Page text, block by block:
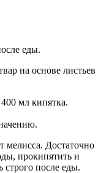
еды.
на основе листьев
мл кипятка.
мелисса. Достаточно
прокипятить и
строго после еды.